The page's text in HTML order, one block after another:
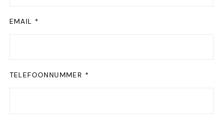
EMAIL *
TELEFOONNUMMER *